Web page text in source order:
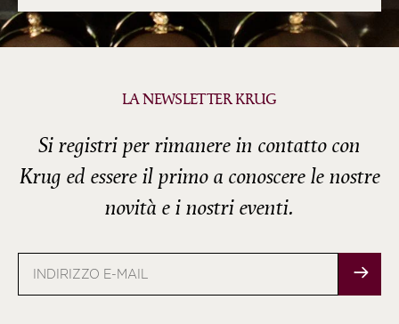
LA NEWSLETTER KRUG
Si registri per rimanere in contatto con
Krug ed essere il primo a conoscere le nostre
novità e i nostri eventi.